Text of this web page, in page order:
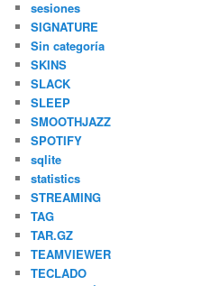
sesiones
SIGNATURE
Sin categoría
SKINS
SLACK
SLEEP
SMOOTHJAZZ
SPOTIFY
sqlite
statistics
STREAMING
TAG
TAR.GZ
TEAMVIEWER
TECLADO